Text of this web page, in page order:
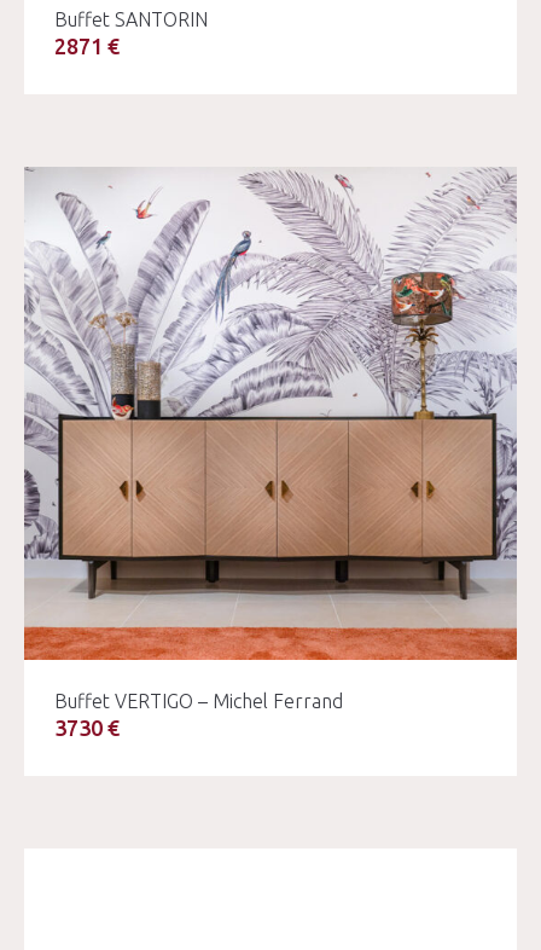
Buffet SANTORIN
2871 €
Buffet VERTIGO – Michel Ferrand
3730 €